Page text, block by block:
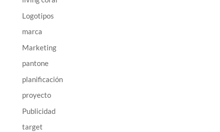
Logotipos
marca
Marketing
pantone
planificación
proyecto
Publicidad
target